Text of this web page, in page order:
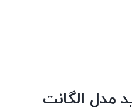
مدل الگانت